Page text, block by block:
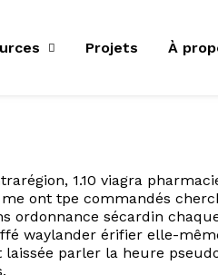
Projets À
1.10 viagra
ont tpe commandés
ordonnance sécardin
waylander érifier elle-
parler la heure